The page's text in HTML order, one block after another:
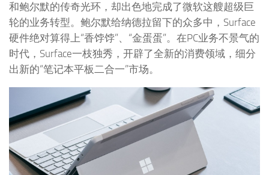
和鲍尔默的传奇光环，却出色地完成了微软这艘超级巨
轮的业务转型。鲍尔默给纳德拉留下的众多中，Surface
硬件绝对算得上“香饽饽”、“金蛋蛋”。在PC业务不景气的
时代，Surface一枝独秀，开辟了全新的消费领域，细分
出新的“笔记本平板二合一”市场。